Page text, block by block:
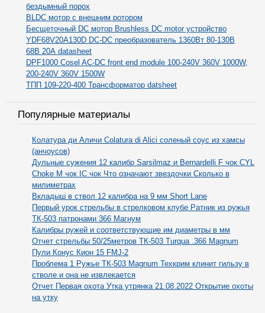
бездымный порох
BLDC мотор с внешним ротором
Бесщеточный DC мотор Brushless DC motor устройство
YDF68V20A130D DC-DC преобразователь 1360Вт 80-130В
68В 20А datasheet
DPF1000 Cosel AC-DC front end module 100-240V 360V 1000W,
200-240V 360V 1500W
ТПП 109-220-400 Трансформатор datsheet
Популярные материалы
Колатура ди Аличи Colatura di Alici соленый соус из хамсы
(анчоусов)
Дульные сужения 12 калибр Sarsilmaz и Bernardelli F чок CYL
Choke M чок IC чок Что означают звездочки Сколько в
милиметрах
Вкладыш в ствол 12 калибра на 9 мм Short Lane
Первый урок стрельбы в стрелковом клубе Ратник из ружья
ТК-503 патронами 366 Магнум
Калибры ружей и соответствующие им диаметры в мм
Отчет стрельбы 50/25метров ТК-503 Turqua .366 Magnum
Пули Конус Кион 15 FMJ-2
Проблема 1 Ружье ТК-503 Magnum Техкрим клинит гильзу в
стволе и она не извлекается
Отчет Первая охота Утка утрянка 21.08.2022 Открытие охоты
на утку